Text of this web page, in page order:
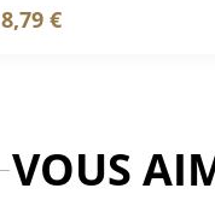
8,79 €
VOUS